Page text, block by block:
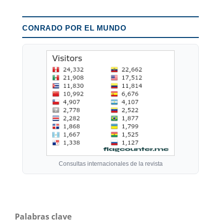
CONRADO POR EL MUNDO
Consultas internacionales de la revista
Palabras clave